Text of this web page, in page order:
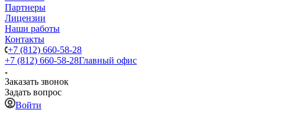
Партнеры
Лицензии
Наши работы
Контакты
+7 (812) 660-58-28
+7 (812) 660-58-28Главный офис
Заказать звонок
Задать вопрос
Войти